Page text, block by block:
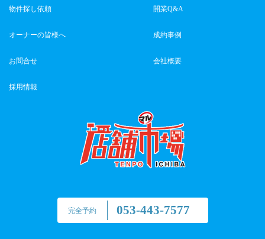
完全予約 053-443-7577
物件探し依頼 開業Q&A
オーナーの皆様へ 成約事例
お問合せ 会社概要
採用情報